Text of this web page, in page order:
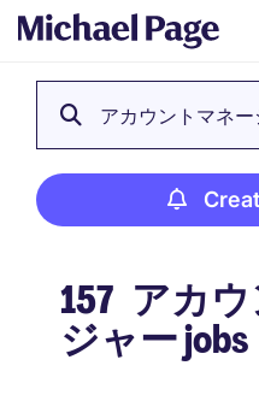
アカウントマネー
157 アカ
ジャー jobs